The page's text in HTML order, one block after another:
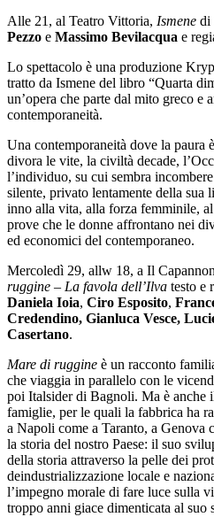
Alle 21, al Teatro Vittoria, Ismene di
Pezzo e Massimo Bevilacqua e
Lo spettacolo è una produzione
tratto da Ismene del libro “Quarta
un’opera che parte dal mito greco e
contemporaneità.
Una contemporaneità dove la paura
divora le vite, la civiltà decade,
l’individuo, su cui sembra
silente, privato lentamente della sua
inno alla vita, alla forza femminile,
prove che le donne affrontano nei
ed economici del contemporaneo.
Mercoledì 29, allw 18, a Il
ruggine – La favola dell’Ilva testo e
Daniela Ioia, Ciro Esposito,
Credendino, Gianluca Vesce,
Casertano.
Mare di ruggine è un racconto
che viaggia in parallelo con le
poi Italsider di Bagnoli. Ma è anche
famiglie, per le quali la fabbrica ha
a Napoli come a Taranto, a Genova
la storia del nostro Paese: il suo
della storia attraverso la pelle dei
deindustrializzazione locale e
l’impegno morale di fare luce sulla
troppo anni giace dimenticata al suo